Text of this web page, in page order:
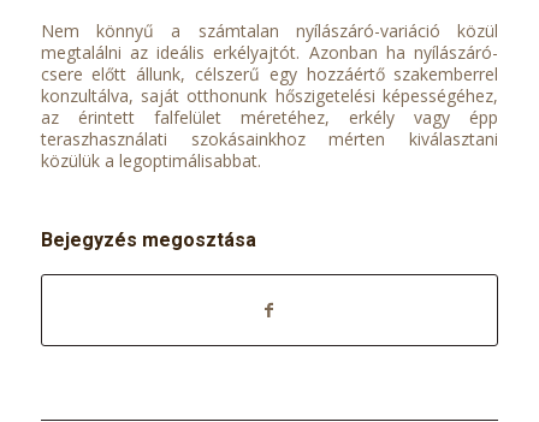
Nem könnyű a számtalan nyílászáró-variáció közül
megtalálni az ideális erkélyajtót. Azonban ha nyílászáró-
csere előtt állunk, célszerű egy hozzáértő szakemberrel
konzultálva, saját otthonunk hőszigetelési képességéhez,
az érintett falfelület méretéhez, erkély vagy épp
teraszhasználati szokásainkhoz mérten kiválasztani
közülük a legoptimálisabbat.
Bejegyzés megosztása